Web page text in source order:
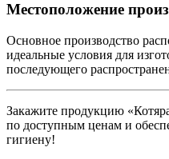
Местоположение
Основное производство
идеальные условия для
последующего
Закажите продукцию
по доступным ценам и
гигиену!